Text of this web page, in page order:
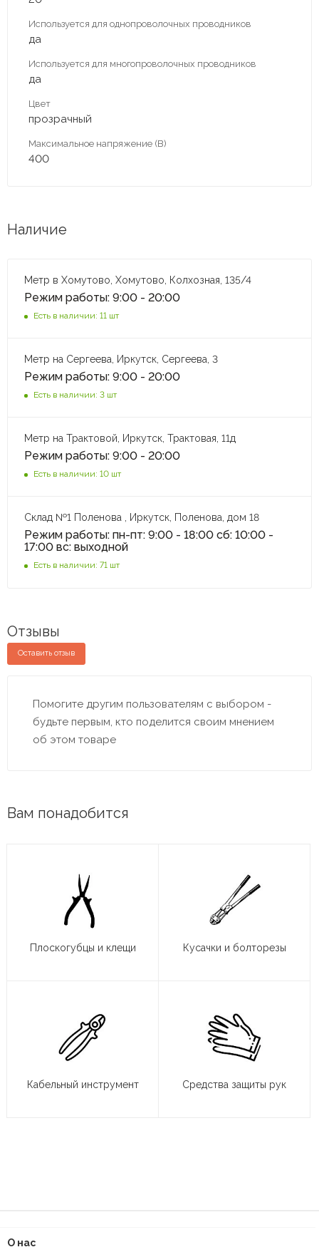
Используется для однопроволочных проводников
да
Используется для многопроволочных проводников
да
Цвет
прозрачный
Максимальное напряжение (В)
400
Наличие
Метр в Хомутово, Хомутово, Колхозная, 135/4
Режим работы: 9:00 - 20:00
Есть в наличии: 11 шт
Метр на Сергеева, Иркутск, Сергеева, 3
Режим работы: 9:00 - 20:00
Есть в наличии: 3 шт
Метр на Трактовой, Иркутск, Трактовая, 11д
Режим работы: 9:00 - 20:00
Есть в наличии: 10 шт
Склад №1 Поленова , Иркутск, Поленова, дом 18
Режим работы: пн-пт: 9:00 - 18:00 сб: 10:00 -
17:00 вс: выходной
Есть в наличии: 71 шт
Отзывы
Оставить отзыв
Помогите другим пользователям с выбором -
будьте первым, кто поделится своим мнением
об этом товаре
Вам понадобится
Плоскогубцы и клещи Кусачки и болторезы
Кабельный инструмент Средства защиты рук
О нас